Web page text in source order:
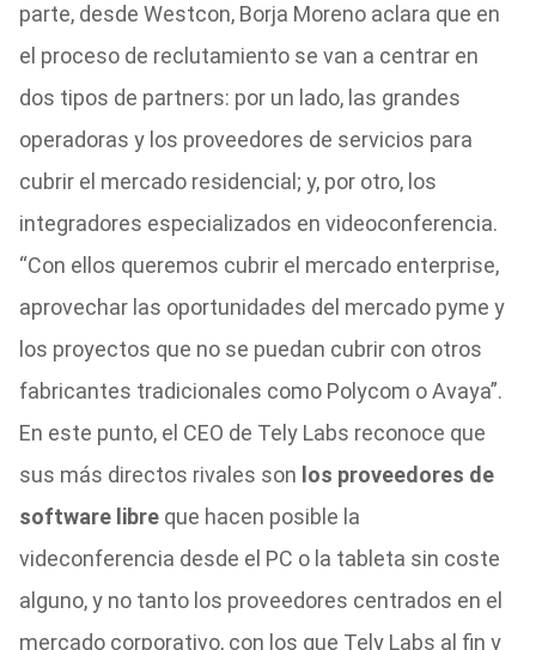
parte, desde Westcon, Borja Moreno aclara que en
el proceso de reclutamiento se van a centrar en
dos tipos de partners: por un lado, las grandes
operadoras y los proveedores de servicios para
cubrir el mercado residencial; y, por otro, los
integradores especializados en videoconferencia.
“Con ellos queremos cubrir el mercado enterprise,
aprovechar las oportunidades del mercado pyme y
los proyectos que no se puedan cubrir con otros
fabricantes tradicionales como Polycom o Avaya”.
En este punto, el CEO de Tely Labs reconoce que
sus más directos rivales son los proveedores de
software libre que hacen posible la
videconferencia desde el PC o la tableta sin coste
alguno, y no tanto los proveedores centrados en el
mercado corporativo, con los que Tely Labs al fin y